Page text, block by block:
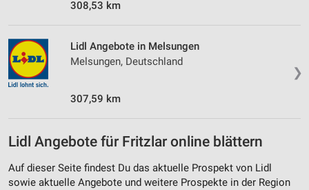
308,53 km
❯
Lidl Angebote in Melsungen
Melsungen, Deutschland
307,59 km
Lidl Angebote für Fritzlar online blättern
Auf dieser Seite findest Du das aktuelle Prospekt von Lidl
sowie aktuelle Angebote und weitere Prospekte in der Region